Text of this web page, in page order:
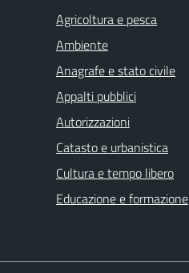
Agricoltura e pesca
Ambiente
Anagrafe e stato civile
Appalti pubblici
Autorizzazioni
Catasto e urbanistica
Cultura e tempo libero
Educazione e formazione